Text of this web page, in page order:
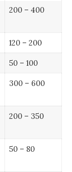
200 – 400
120 – 200
50 – 100
300 – 600
200 – 350
50 – 80